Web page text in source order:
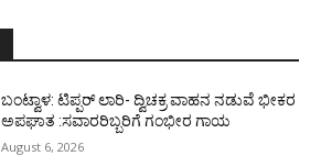
ಬಂಟ್ವಾಳ: ಟಿಪ್ಪರ್ ಲಾರಿ- ದ್ವಿಚಕ್ರ ವಾಹನ ನಡುವೆ ಭೀಕರ
ಅಪಘಾತ :ಸವಾರರಿಬ್ಬರಿಗೆ ಗಂಭೀರ ಗಾಯ
August 6, 2026